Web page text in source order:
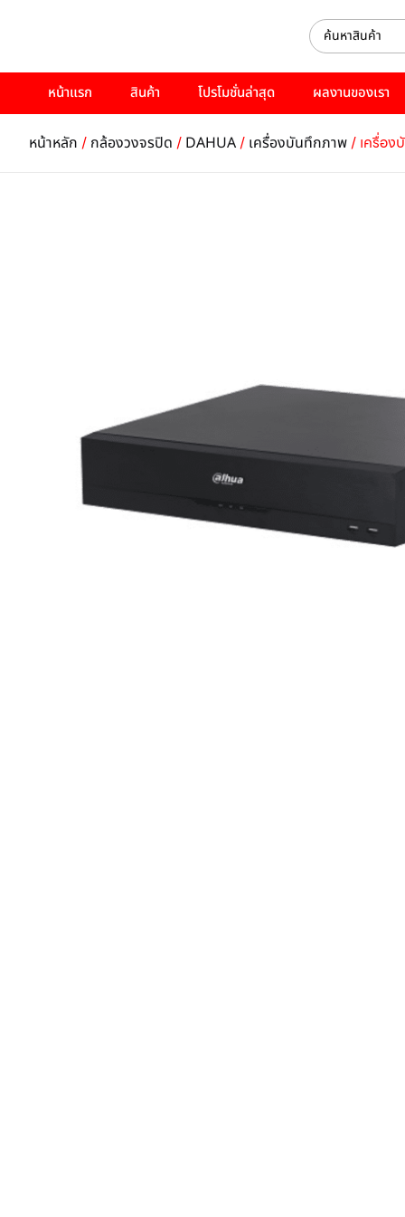
หน้าแรก สินค้า โปรโมชั่นล่าสุด ผลงานของเรา
หน้าหลัก / กล้องวงจรปิด / DAHUA/ เครื่องบันทึกภาพ/ เครื่อ